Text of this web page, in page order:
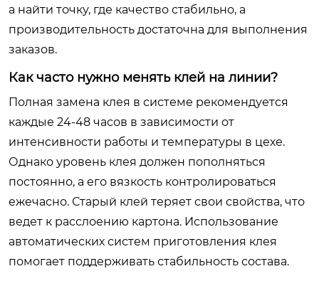
а найти точку, где качество стабильно, а
производительность достаточна для выполнения
заказов.
Как часто нужно менять клей на линии?
Полная замена клея в системе рекомендуется
каждые 24-48 часов в зависимости от
интенсивности работы и температуры в цехе.
Однако уровень клея должен пополняться
постоянно, а его вязкость контролироваться
ежечасно. Старый клей теряет свои свойства, что
ведет к расслоению картона. Использование
автоматических систем приготовления клея
помогает поддерживать стабильность состава.